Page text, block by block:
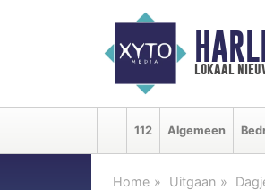
lokaal
112 Algemeen
Home Uitgaan